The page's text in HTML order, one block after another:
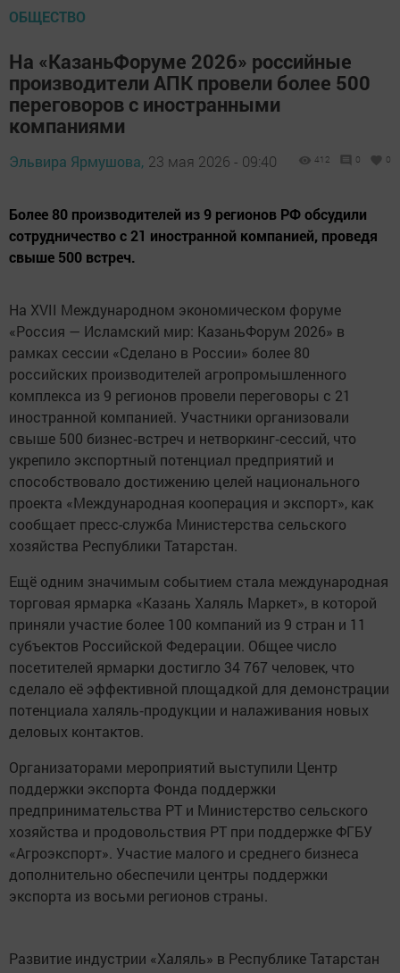
ОБЩЕСТВО
На «КазаньФоруме 2026» российные
производители АПК провели более 500
переговоров с иностранными
компаниями
Эльвира Ярмушова, 23 мая 2026 - 09:40 412 0 0
Более 80 производителей из 9 регионов РФ обсудили
сотрудничество с 21 иностранной компанией, проведя
свыше 500 встреч.
На XVII Международном экономическом форуме
«Россия — Исламский мир: КазаньФорум 2026» в
рамках сессии «Сделано в России» более 80
российских производителей агропромышленного
комплекса из 9 регионов провели переговоры с 21
иностранной компанией. Участники организовали
свыше 500 бизнес‑встреч и нетворкинг‑сессий, что
укрепило экспортный потенциал предприятий и
способствовало достижению целей национального
проекта «Международная кооперация и экспорт», как
сообщает пресс-служба Министерства сельского
хозяйства Республики Татарстан.
Ещё одним значимым событием стала международная
торговая ярмарка «Казань Халяль Маркет», в которой
приняли участие более 100 компаний из 9 стран и 11
субъектов Российской Федерации. Общее число
посетителей ярмарки достигло 34 767 человек, что
сделало её эффективной площадкой для демонстрации
потенциала халяль‑продукции и налаживания новых
деловых контактов.
Организаторами мероприятий выступили Центр
поддержки экспорта Фонда поддержки
предпринимательства РТ и Министерство сельского
хозяйства и продовольствия РТ при поддержке ФГБУ
«Агроэкспорт». Участие малого и среднего бизнеса
дополнительно обеспечили центры поддержки
экспорта из восьми регионов страны.
Развитие индустрии «Халяль» в Республике Татарстан